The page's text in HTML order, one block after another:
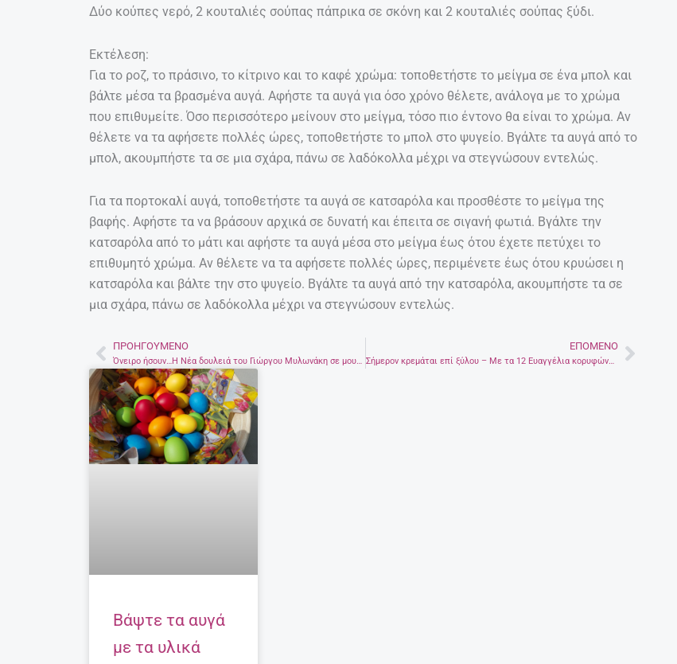
Δύο κούπες νερό, 2 κουταλιές σούπας πάπρικα σε σκόνη και 2 κουταλιές σούπας ξύδι.
Εκτέλεση:
Για το ροζ, το πράσινο, το κίτρινο και το καφέ χρώμα: τοποθετήστε το μείγμα σε ένα μπολ και
βάλτε μέσα τα βρασμένα αυγά. Αφήστε τα αυγά για όσο χρόνο θέλετε, ανάλογα με το χρώμα
που επιθυμείτε. Όσο περισσότερο μείνουν στο μείγμα, τόσο πιο έντονο θα είναι το χρώμα. Αν
θέλετε να τα αφήσετε πολλές ώρες, τοποθετήστε το μπολ στο ψυγείο. Βγάλτε τα αυγά από το
μπολ, ακουμπήστε τα σε μια σχάρα, πάνω σε λαδόκολλα μέχρι να στεγνώσουν εντελώς.
Για τα πορτοκαλί αυγά, τοποθετήστε τα αυγά σε κατσαρόλα και προσθέστε το μείγμα της
βαφής. Αφήστε τα να βράσουν αρχικά σε δυνατή και έπειτα σε σιγανή φωτιά. Βγάλτε την
κατσαρόλα από το μάτι και αφήστε τα αυγά μέσα στο μείγμα έως ότου έχετε πετύχει το
επιθυμητό χρώμα. Αν θέλετε να τα αφήσετε πολλές ώρες, περιμένετε έως ότου κρυώσει η
κατσαρόλα και βάλτε την στο ψυγείο. Βγάλτε τα αυγά από την κατσαρόλα, ακουμπήστε τα σε
μια σχάρα, πάνω σε λαδόκολλα μέχρι να στεγνώσουν εντελώς.
Prev
ΠΡΟΗΓΟΎΜΕΝΟ
Όνειρο ήσουν…Η Νέα δουλειά του Γιώργου Μυλωνάκη σε μουσική Γιάννη Γιακουμάκη
ΕΠΌΜΕΝΟ
Σήμερον κρεμάται επί ξύλου – Με τα 12 Ευαγγέλια κορυφώνεται ο Θείο δράμα Next
Βάψτε τα αυγά
με τα υλικά